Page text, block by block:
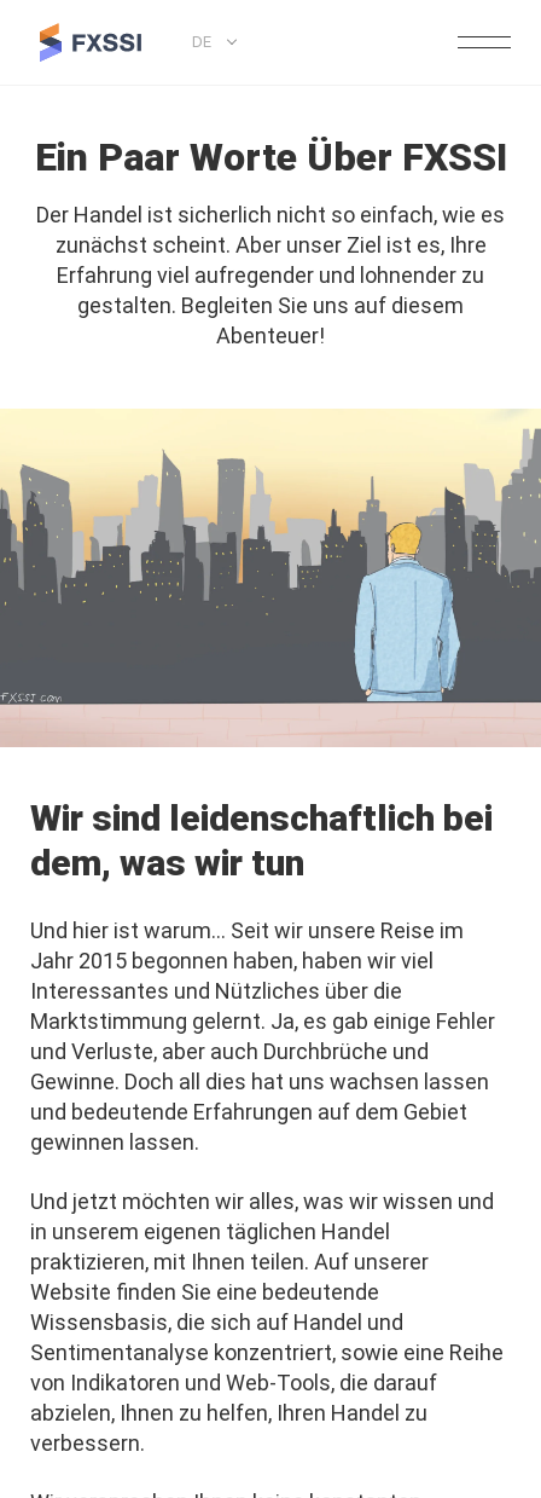
DE
Ein Paar Worte Über FXSSI
Der Handel ist sicherlich nicht so einfach, wie es
zunächst scheint. Aber unser Ziel ist es, Ihre
Erfahrung viel aufregender und lohnender zu
gestalten. Begleiten Sie uns auf diesem
Abenteuer!
Wir sind leidenschaftlich bei
dem, was wir tun
Und hier ist warum... Seit wir unsere Reise im
Jahr 2015 begonnen haben, haben wir viel
Interessantes und Nützliches über die
Marktstimmung gelernt. Ja, es gab einige Fehler
und Verluste, aber auch Durchbrüche und
Gewinne. Doch all dies hat uns wachsen lassen
und bedeutende Erfahrungen auf dem Gebiet
gewinnen lassen.
Und jetzt möchten wir alles, was wir wissen und
in unserem eigenen täglichen Handel
praktizieren, mit Ihnen teilen. Auf unserer
Website finden Sie eine bedeutende
Wissensbasis, die sich auf Handel und
Sentimentanalyse konzentriert, sowie eine Reihe
von Indikatoren und Web-Tools, die darauf
abzielen, Ihnen zu helfen, Ihren Handel zu
verbessern.